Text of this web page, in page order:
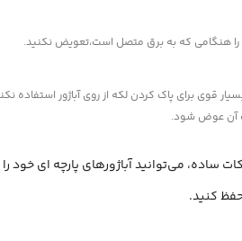
را هنگامی که به برق متصل است،تعویض نکنید.
قوی برای پاک کردن لکه از روی آباژور استفاده
آن عوض شود.
ساده، می‌توانید آباژورهای پارچه ای خود
حفظ کنید.